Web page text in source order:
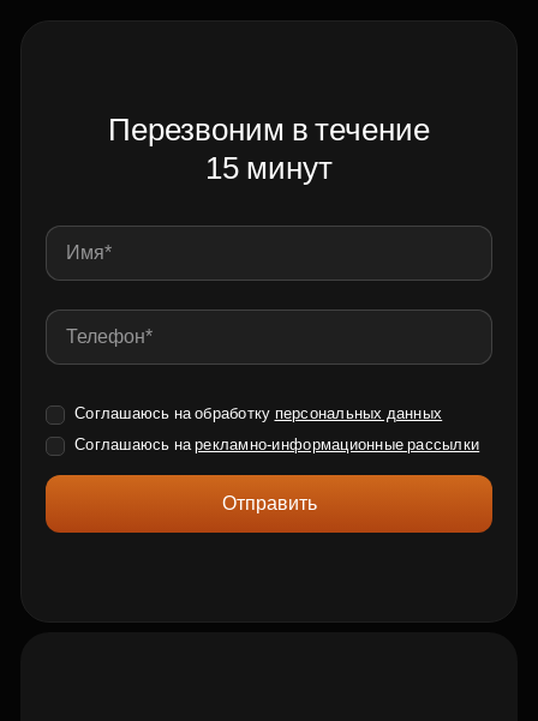
Перезвоним в течение
15 минут
Соглашаюсь на обработку персональных данных
Соглашаюсь нарекламно-информационные рассылки
Отправить